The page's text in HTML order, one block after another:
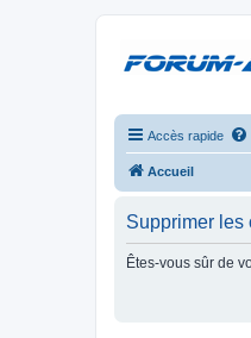
Accès rapide
Accueil
Supprimer les
Êtes-vous sûr de